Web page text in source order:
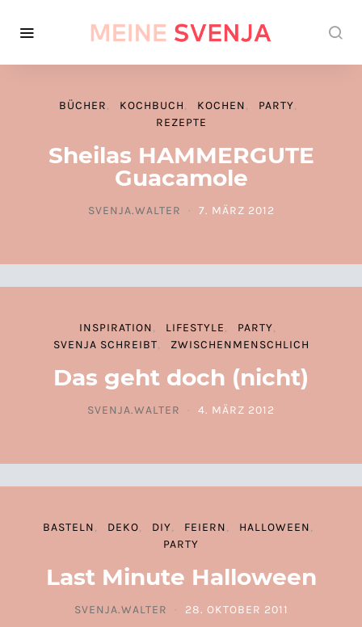
BÜCHER KOCHBUCH KOCHEN
PARTY
REZEPTE
Sheilas HAMMERGUTE
Guacamole
SVENJA.WALTER
POSTED ON
7. MÄRZ 2012
INSPIRATION LIFESTYLE
PARTY
SVENJA SCHREIBT
ZWISCHENMENSCHLICH
Das geht doch (nicht)
SVENJA.WALTER
POSTED ON
4. MÄRZ 2012
BASTELN DEKO DIY FEIERN
HALLOWEEN
PARTY
Last Minute Halloween
SVENJA.WALTER
POSTED ON
28. OKTOBER 2011